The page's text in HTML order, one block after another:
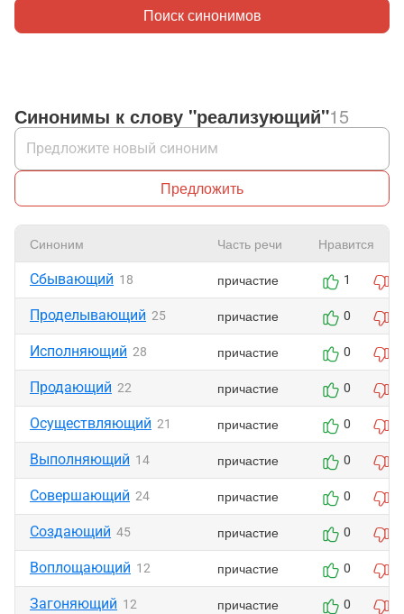
Поиск синонимов
Синонимы к слову "реализующий"15
Предложить
Синоним Часть речи Нравится
Сбывающий 18 причастие 1
Проделывающий 25 причастие 0
Исполняющий 28 причастие 0
Продающий 22 причастие 0
Осуществляющий 21 причастие 0
Выполняющий 14 причастие 0
Совершающий 24 причастие 0
Создающий 45 причастие 0
Воплощающий 12 причастие 0
Загоняющий 12 причастие 0